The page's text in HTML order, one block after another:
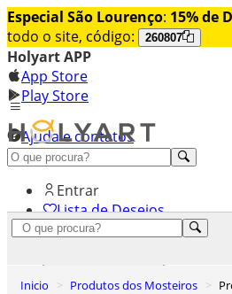
Especial São Lourenço: 15% de
todo o site, código:
260807
Holyart APP
App Store
Play Store
Ajuda e contatos
Conheça premium
Entrar
Lista de Desejos
Inicio Produtos dos Mosteiros